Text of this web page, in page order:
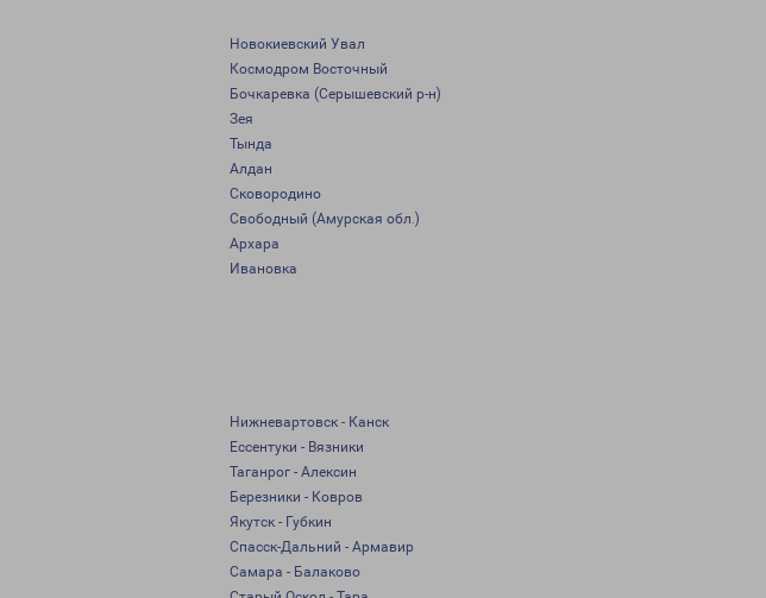
Новокиевский Увал
Космодром Восточный
Бочкаревка (Серышевский р-н)
Зея
Тында
Алдан
Сковородино
Свободный (Амурская обл.)
Архара
Ивановка
Нижневартовск - Канск
Ессентуки - Вязники
Таганрог - Алексин
Березники - Ковров
Якутск - Губкин
Спасск-Дальний - Армавир
Самара - Балаково